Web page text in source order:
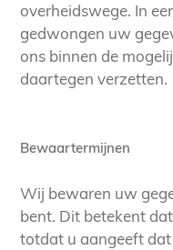
overheidswege. In
gedwongen uw
ons binnen de
daartegen verzetten.
Bewaartermijnen
Wij bewaren uw
bent. Dit betekent
totdat u aangeeft